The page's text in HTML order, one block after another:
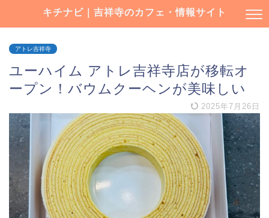
キチナビ｜吉祥寺のカフェ・情報サイト
アトレ吉祥寺
ユーハイム アトレ吉祥寺店が移転オ
ープン！バウムクーヘンが美味しい
2025年7月26日